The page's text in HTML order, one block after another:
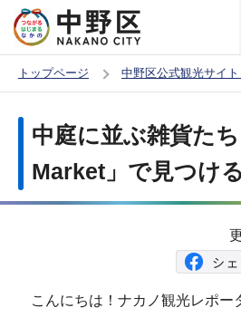
の
ー
トップページ 中野区公式観光サイト
か
中庭に並ぶ雑貨た
Market」で見つけ
こんにちは！ナカノ観光レポー